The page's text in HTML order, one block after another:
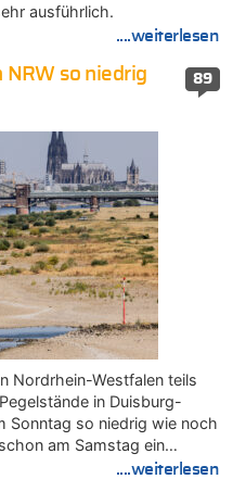
ausführlich.
....weiterlesen
89
NRW so niedrig
Nordrhein-Westfalen teils
in Duisburg-
Sonntag so niedrig wie noch
am Samstag ein…
....weiterlesen